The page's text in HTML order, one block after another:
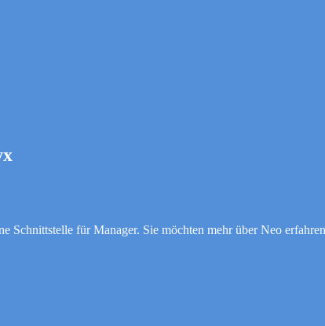
Schnittstelle für Manager. Sie möchten mehr über Neo